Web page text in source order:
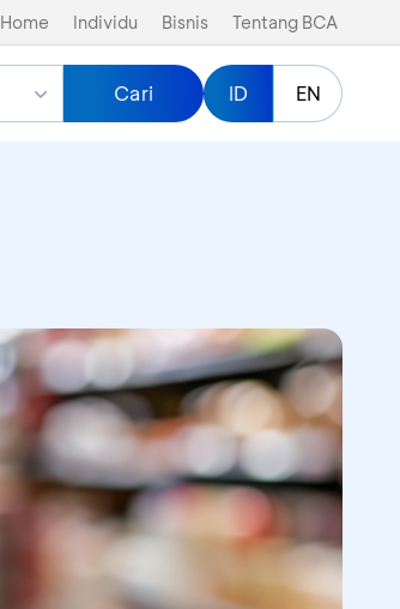
Home Individu Bisnis Tentang BCA
Cari ID EN